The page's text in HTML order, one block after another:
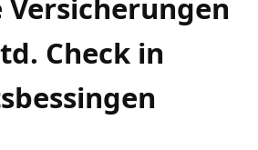
Versicherungen
Check in